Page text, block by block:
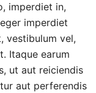
imperdiet in,
imperdiet
vestibulum vel,
Itaque earum
ut aut reiciendis
aut perferendis